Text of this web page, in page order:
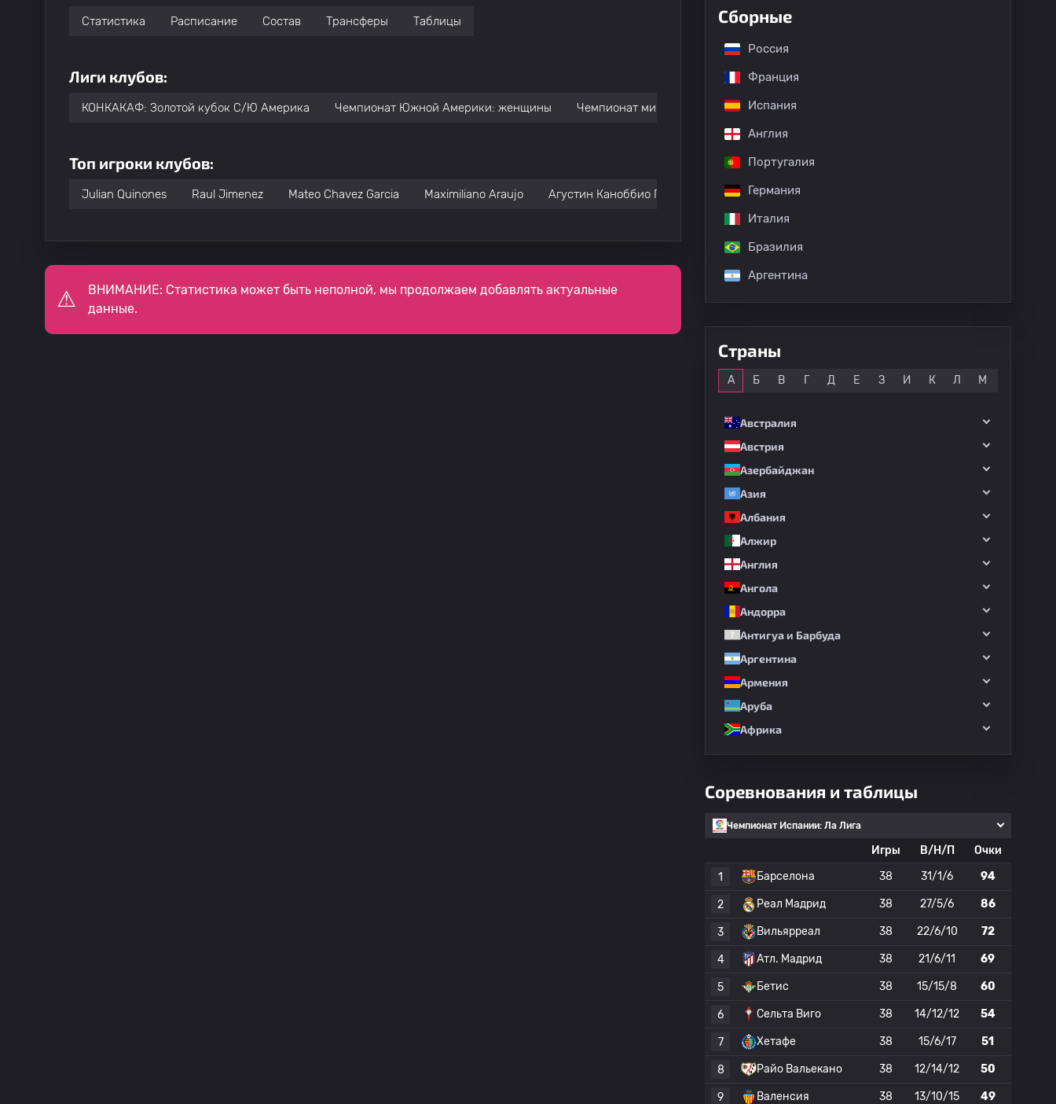
Статистика Расписание Состав Трансферы Таблицы
Лиги клубов:
КОНКАКАФ: Золотой кубок С/Ю Америка Чемпионат Южной Америки: женщины Чемпионат мира Товарищеские матчи
Топ игроки клубов:
Julian Quinones Raul Jimenez Mateo Chavez Garcia Maximiliano Araujo Агустин Каноббио Гравис Santiago Mele
ВНИМАНИЕ: Статистика может быть неполной, мы продолжаем добавлять актуальные
данные.
Сборные
Россия
Франция
Испания
Англия
Португалия
Германия
Италия
Бразилия
Аргентина
Страны
А Б В Г Д Е З И К Л М
Австралия
Австрия
Азербайджан
Азия
Албания
Алжир
Англия
Ангола
Андорра
Антигуа и Барбуда
Аргентина
Армения
Аруба
Африка
Соревнования и таблицы
Чемпионат Испании: Ла Лига
Игры В/Н/П
Очки
1
Барселона 38 31/1/6 94
2 Реал Мадрид 38 27/5/6 86
3 Вильярреал 38 22/6/10 72
4 Атл. Мадрид 38 21/6/11 69
5 Бетис 38 15/15/8 60
6 Сельта Виго 38 14/12/12 54
7 Хетафе 38 15/6/17 51
8 Райо Вальекано 38 12/14/12 50
9 Валенсия 38 13/10/15 49